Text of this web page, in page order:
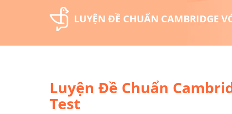
LUYỆN ĐỀ CHUẨN CAMBRIDGE
Luyện Đề Chuẩn
Test